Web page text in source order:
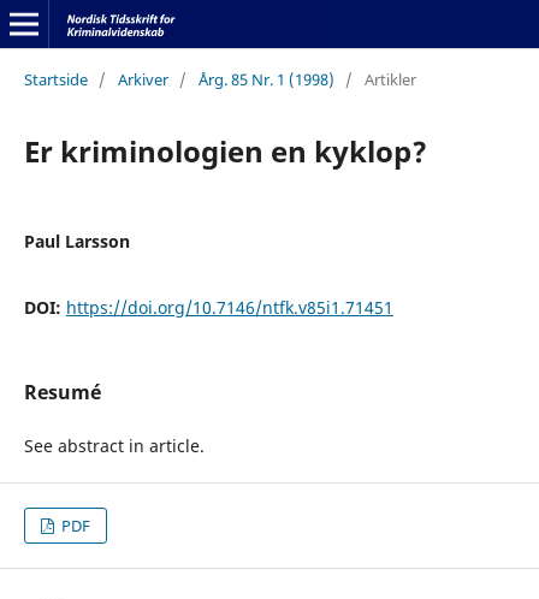
Startside / Arkiver / Årg. 85 Nr. 1 (1998) / Artikler
Er kriminologien en kyklop?
Paul Larsson
DOI: https://doi.org/10.7146/ntfk.v85i1.71451
Resumé
See abstract in article.
PDF